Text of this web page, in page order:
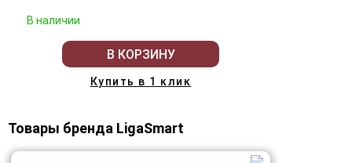
В наличии
В КОРЗИНУ
Купить в 1 клик
Товары бренда LigaSmart